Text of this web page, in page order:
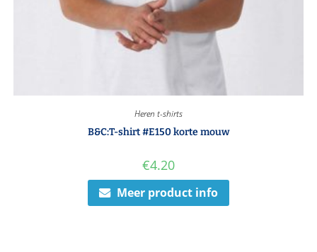
Heren t-shirts
B&C:T-shirt #E150 korte mouw
€4.20
Meer product info